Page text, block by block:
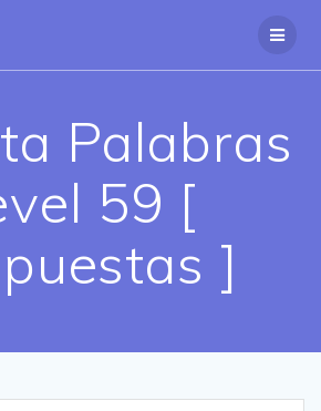
Palabras
59 [
]